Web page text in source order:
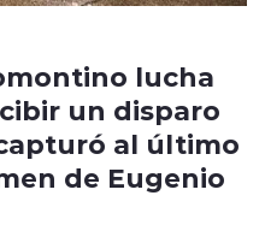
lucha
un disparo
al último
de Eugenio